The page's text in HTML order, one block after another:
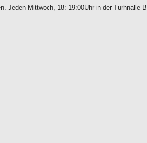
Jeden Mittwoch, 18:-19:00Uhr in der Turhnalle